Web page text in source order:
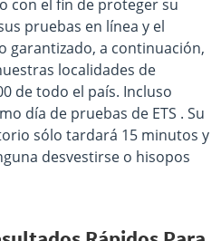
con el fin de proteger su
pruebas en línea y el
garantizado, a continuación,
localidades de
de todo el país. Incluso
día de pruebas de ETS . Su
sólo tardará 15 minutos y
desvestirse o hisopos